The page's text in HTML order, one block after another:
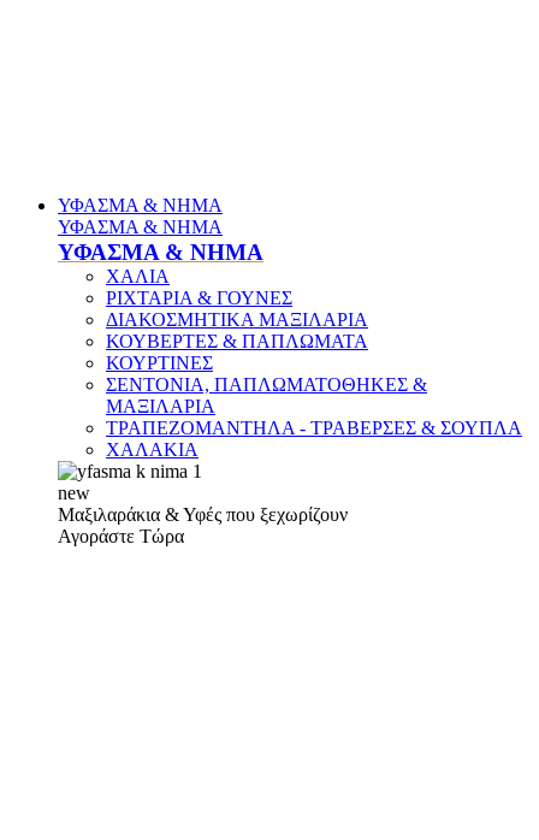
ΥΦΑΣΜΑ & ΝΗΜΑ
ΥΦΑΣΜΑ & ΝΗΜΑ
ΥΦΑΣΜΑ & ΝΗΜΑ
ΧΑΛΙΑ
ΡΙΧΤΑΡΙΑ & ΓΟΥΝΕΣ
ΔΙΑΚΟΣΜΗΤΙΚΑ ΜΑΞΙΛΑΡΙΑ
ΚΟΥΒΕΡΤΕΣ & ΠΑΠΛΩΜΑΤΑ
ΚΟΥΡΤΙΝΕΣ
ΣΕΝΤΟΝΙΑ, ΠΑΠΛΩΜΑΤΟΘΗΚΕΣ &
ΜΑΞΙΛΑΡΙΑ
ΤΡΑΠΕΖΟΜΑΝΤΗΛΑ - ΤΡΑΒΕΡΣΕΣ & ΣΟΥΠΛΑ
ΧΑΛΑΚΙΑ
new
Μαξιλαράκια & Υφές που ξεχωρίζουν
Αγοράστε Τώρα